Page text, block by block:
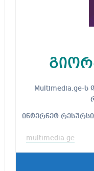
Multimedia.ge-ს დამფუძნებელი და მთავარი
ინტერნეტ
multimedia.ge